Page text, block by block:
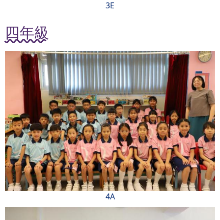
3E
四年級
4A